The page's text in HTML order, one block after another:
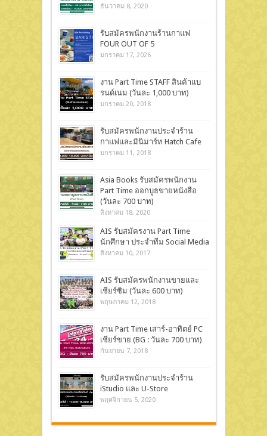
ธันวาคม 8, 2020
รับสมัครพนักงานร้านกาแฟ
FOUR OUT OF 5
มกราคม 17, 2026
งาน Part Time STAFF สินค้าแบ
รนด์เนม (วันละ 1,000 บาท)
มกราคม 20, 2018
รับสมัครพนักงานประจำร้าน
กาแฟและมินิมาร์ท Hatch Cafe
มกราคม 11, 2018
Asia Books รับสมัครพนักงาน
Part Time ออกบูธขายหนังสือ
(วันละ 700 บาท)
สิงหาคม 18, 2020
AIS รับสมัครงาน Part Time
นักศึกษา ประจำทีม Social Media
สิงหาคม 10, 2017
AIS รับสมัครพนักงานขายและ
เชียร์ซิม (วันละ 600 บาท)
พฤษภาคม 12, 2018
งาน Part Time เสาร์-อาทิตย์ PC
เชียร์ขาย (BG : วันละ 700 บาท)
กันยายน 7, 2018
รับสมัครพนักงานประจำร้าน
iStudio และ U-Store
พฤศจิกายน 5, 2020